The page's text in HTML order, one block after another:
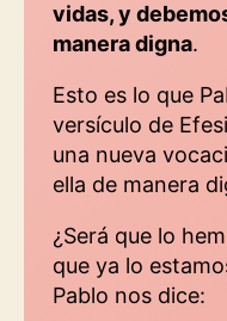
vidas, y
manera digna.
Esto es lo que
versículo de
una nueva
ella de manera
¿Será que lo
que ya lo
Pablo nos dice: